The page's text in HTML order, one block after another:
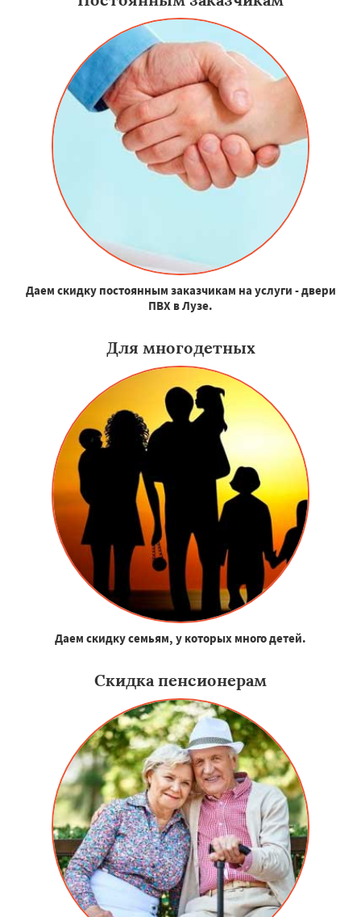
Даем скидку постоянным заказчикам на услуги - двери
ПВХ в Лузе.
Для многодетных
Даем скидку семьям, у которых много детей.
Скидка пенсионерам